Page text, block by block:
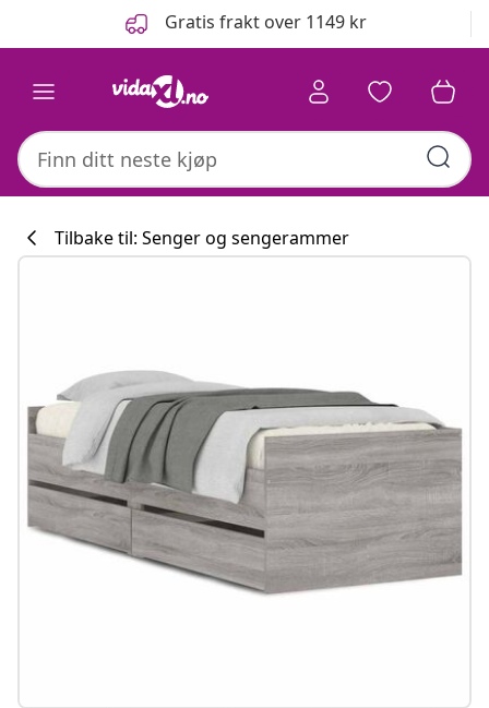
Gratis frakt over 1149 kr
Tilbake til: Senger og sengerammer